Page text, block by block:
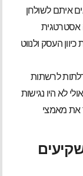
איתם לשולחן
אסטרטגית
העסק ולנווט
לרשתות
לא היו נגישות
את מאמצי